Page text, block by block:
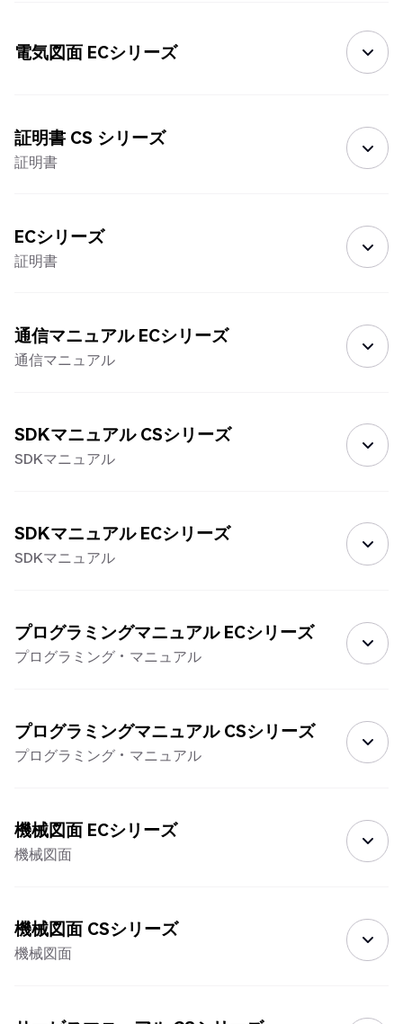
電気図面 ECシリーズ
証明書 CS シリーズ
証明書
ECシリーズ
証明書
通信マニュアル ECシリーズ
通信マニュアル
SDKマニュアル CSシリーズ
SDKマニュアル
SDKマニュアル ECシリーズ
SDKマニュアル
プログラミングマニュアル ECシリーズ
プログラミング・マニュアル
プログラミングマニュアル CSシリーズ
プログラミング・マニュアル
機械図面 ECシリーズ
機械図面
機械図面 CSシリーズ
機械図面